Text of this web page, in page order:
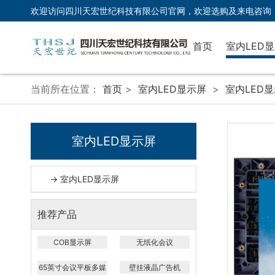
欢迎访问四川天宏世纪科技有限公司官网，欢迎选购及来电咨询
首页 室内LED
室内LED
当前所在位置： 首页 > 室内LED显示屏 > 室内LED
室内LED显示屏
→ 室内LED显示屏
推荐产品
COB显示屏 无纸化会议
65英寸会议平板多媒 壁挂液晶广告机